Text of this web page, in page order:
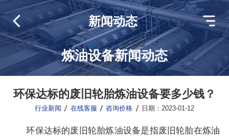
炼油设备新闻动态
新闻动态
环保达标的废旧轮胎炼油设备要多少钱？
行业新闻 在线客服 咨询价格 日期：2023-01-12
环保达标的废旧轮胎炼油设备是指废旧轮胎在炼油